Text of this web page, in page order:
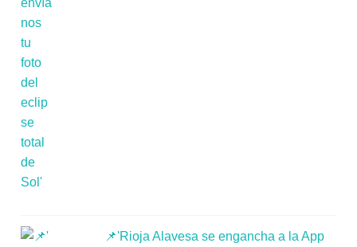
📌'Rioja Alavesa se engancha a la App